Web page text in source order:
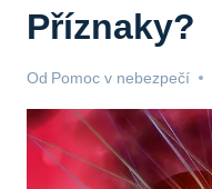
Příznaky?
Od Pomoc v nebezpečí